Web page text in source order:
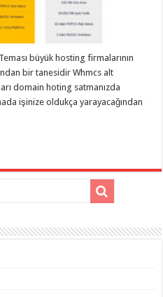
büyük hosting firmalarının
bir tanesidir Whmcs alt
domain hoting satmanızda
işinize oldukça yarayacağından